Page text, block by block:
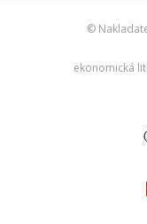
©
ekonomická